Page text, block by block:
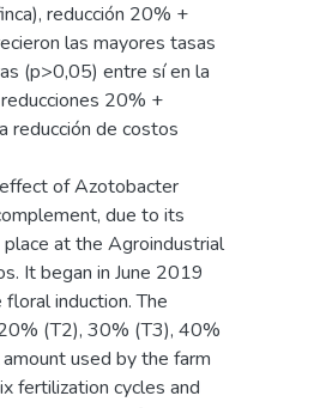
reducción 20% +
las mayores tasas
(p>0,05) entre sí en la
20% +
reducción de costos
of Azotobacter
due to its
at the Agroindustrial
It began in June 2019
induction. The
(T2), 30% (T3), 40%
used by the farm
fertilization cycles and